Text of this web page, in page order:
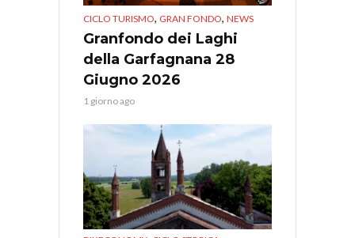
CICLO TURISMO, GRAN FONDO, NEWS
Granfondo dei Laghi
della Garfagnana 28
Giugno 2026
1 giorno ago